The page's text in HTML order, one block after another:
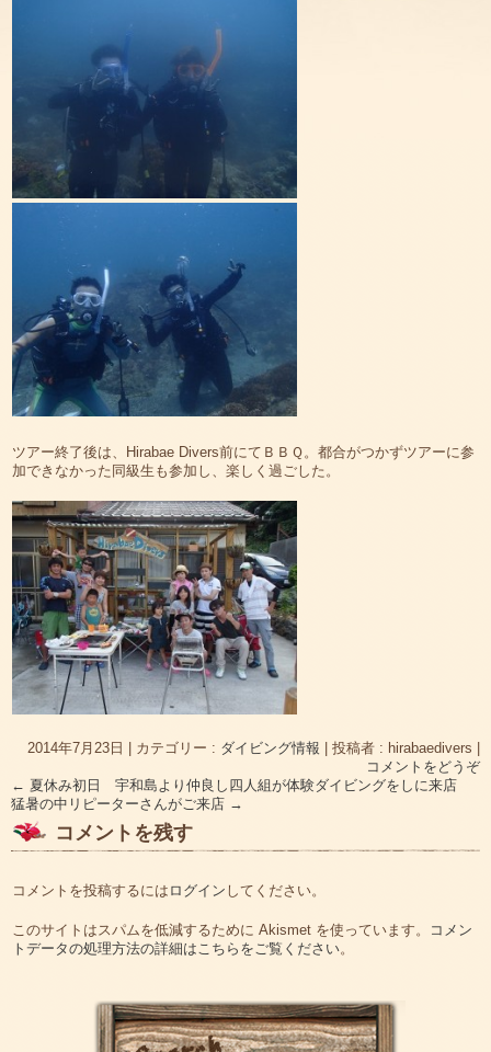
ツアー終了後は、Hirabae Divers前にてＢＢＱ。都合がつかずツアーに参
加できなかった同級生も参加し、楽しく過ごした。
2014年7月23日 カテゴリー : ダイビング情報 投稿者 : hirabaedivers
コメントをどうぞ
← 夏休み初日 宇和島より仲良し四人組が体験ダイビングをしに来店
猛暑の中リピーターさんがご来店 →
コメントを残す
コメントを投稿するには ログイン してください。
このサイトはスパムを低減するために Akismet を使っています。
コメン
トデータの処理方法の詳細はこちらをご覧ください。